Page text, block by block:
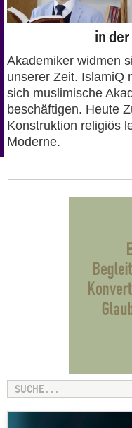
in
Akademiker widmen
unserer Zeit. IslamiQ
sich muslimische
beschäftigen. Heute
Konstruktion religiös
Moderne.